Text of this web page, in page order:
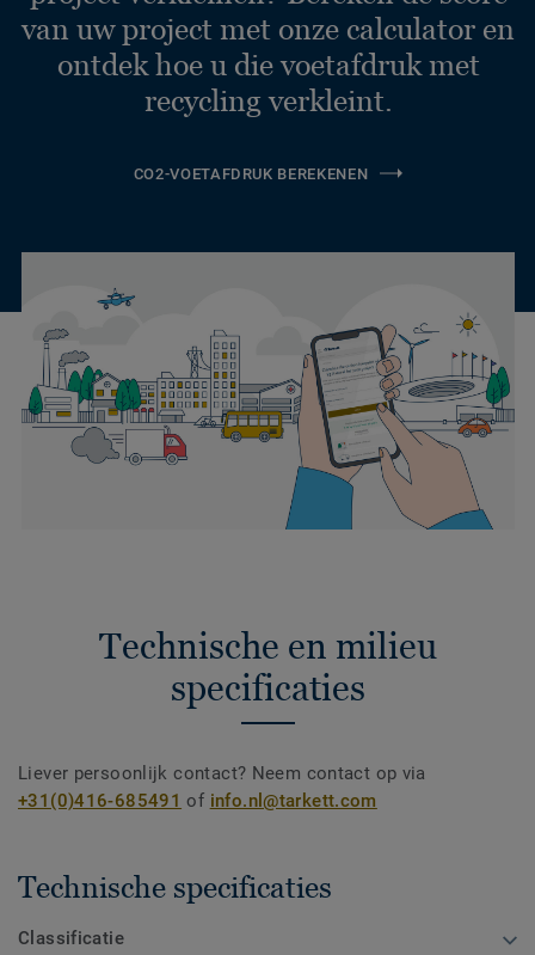
van uw project met onze calculator en
ontdek hoe u die voetafdruk met
recycling verkleint.
CO2-VOETAFDRUK BEREKENEN
Technische en milieu
specificaties
Liever persoonlijk contact? Neem contact op via
+31(0)416-685491 of info.nl@tarkett.com
Technische specificaties
Classificatie